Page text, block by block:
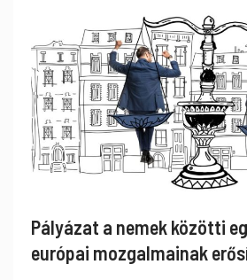
Pályázat a nemek közötti
európai mozgalmainak